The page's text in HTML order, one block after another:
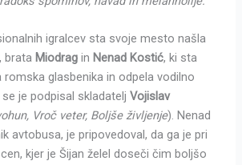
igralcev sta svoje mesto našla
brata Miodragin Nenad Kostić, ki sta
glasbenika in odpela vodilno
je podpisal skladateljVojislav
Vroč veter, Boljše življenje). Nenad
avtobusa, je pripovedoval, da ga je pri
kjer je Šijan želel doseči čim boljšo